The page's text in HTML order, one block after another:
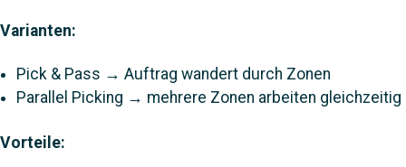
Varianten:
Pick & Pass → Auftrag wandert durch Zonen
Parallel Picking → mehrere Zonen arbeiten gleichzeitig
Vorteile: